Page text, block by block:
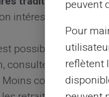
intéressante pour
possible d’obtenir
consultez notre
Moins coûteuses que
peuvent
Pour
reflètent